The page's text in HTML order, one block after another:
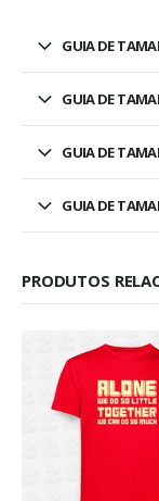
GUIA DE
GUIA DE
GUIA DE
GUIA DE
PRODUTOS